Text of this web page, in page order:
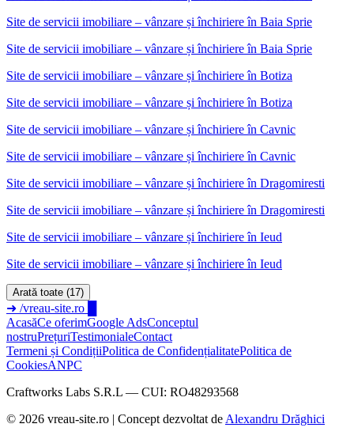
Site de servicii imobiliare – vânzare și închiriereîn Baia Sprie
Site de servicii imobiliare – vânzare și închiriere în Baia Sprie
Site de servicii imobiliare – vânzare și închiriereîn Botiza
Site de servicii imobiliare – vânzare și închiriere în Botiza
Site de servicii imobiliare – vânzare și închiriereîn Cavnic
Site de servicii imobiliare – vânzare și închiriere în Cavnic
Site de servicii imobiliare – vânzare și închiriereîn Dragomiresti
Site de servicii imobiliare – vânzare și închiriere în Dragomiresti
Site de servicii imobiliare – vânzare și închiriereîn Ieud
Site de servicii imobiliare – vânzare și închiriere în Ieud
Arată toate (17)
➜ /vreau-site.ro
AcasăCe oferimGoogle AdsConceptul
nostruPrețuriTestimonialeContact
Termeni și CondițiiPolitica de ConfidențialitatePolitica de
CookiesANPC
Craftworks Labs S.R.L — CUI: RO48293568
© 2026 vreau-site.ro | Concept dezvoltat de Alexandru Drăghici